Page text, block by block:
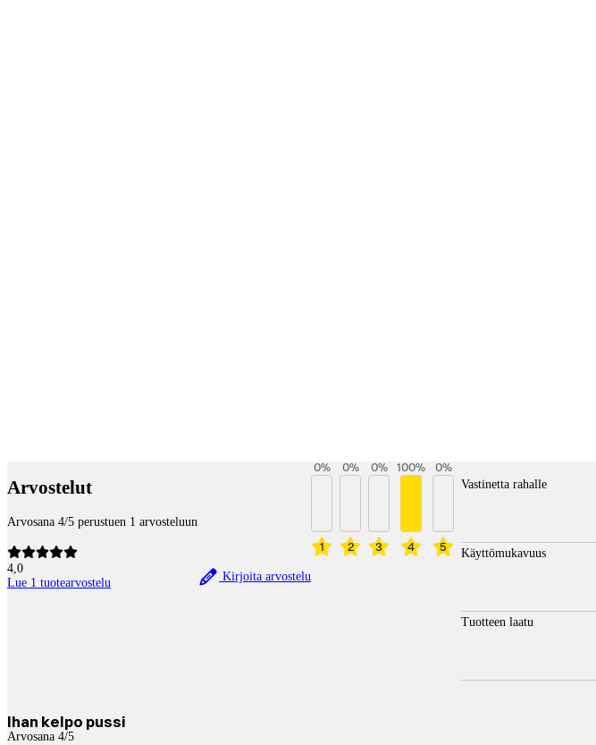
Arvostelut
Arvosana 4/5 perustuen 1 arvosteluun
4,0
Lue 1 tuotearvostelu
Kirjoita arvostelu
1
0%
2
0%
3
0%
4
100%
5
0%
Vastinetta rahalle
Käyttömukavuus
Tuotteen laatu
Ihan kelpo pussi
Arvosana 4/5